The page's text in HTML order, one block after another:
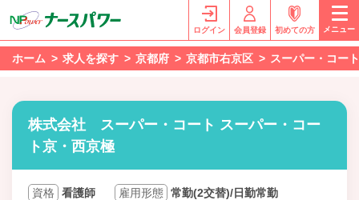
ログイン 会員登録 初めての方 メニュー
ホーム 求人を探す 京都府 京都市右京区 スーパー・コー
株式会社 スーパー・コート スーパー・コー
ト京・西京極
資格 看護師 雇用形態 常勤(2交替)/日勤常勤